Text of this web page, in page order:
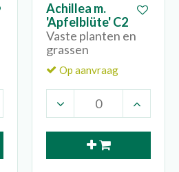
Achillea m.
'Apfelblüte' C2
Vaste planten en
grassen
Op aanvraag